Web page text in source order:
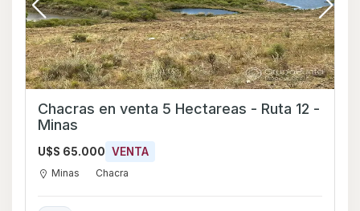
Chacras en venta 5 Hectareas - Ruta 12 -
Minas
U$S 65.000 VENTA
Minas Chacra